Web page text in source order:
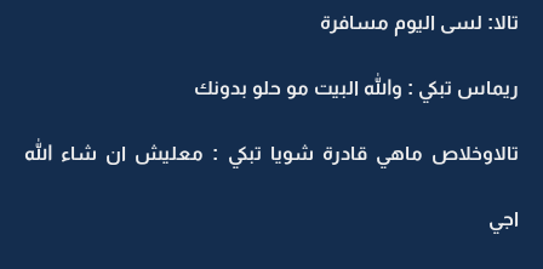
تالا: لسى اليوم مسافرة
ريماس تبكي : والله البيت مو حلو بدونك
تالاوخلاص ماهي قادرة شويا تبكي : معليش ان شاء الله
اجي